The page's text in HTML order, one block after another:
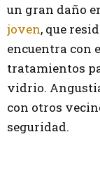
un gran daño
joven, que
encuentra con
tratamientos
vidrio.
con otros
seguridad.